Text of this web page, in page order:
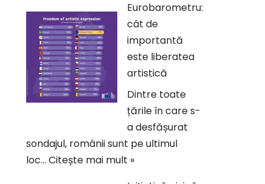
Eurobarometru:
cât de
importantă
este liberatea
artistică
Dintre toate
țările în care s-
a desfășurat
sondajul, românii sunt pe ultimul
loc… Citește mai mult »